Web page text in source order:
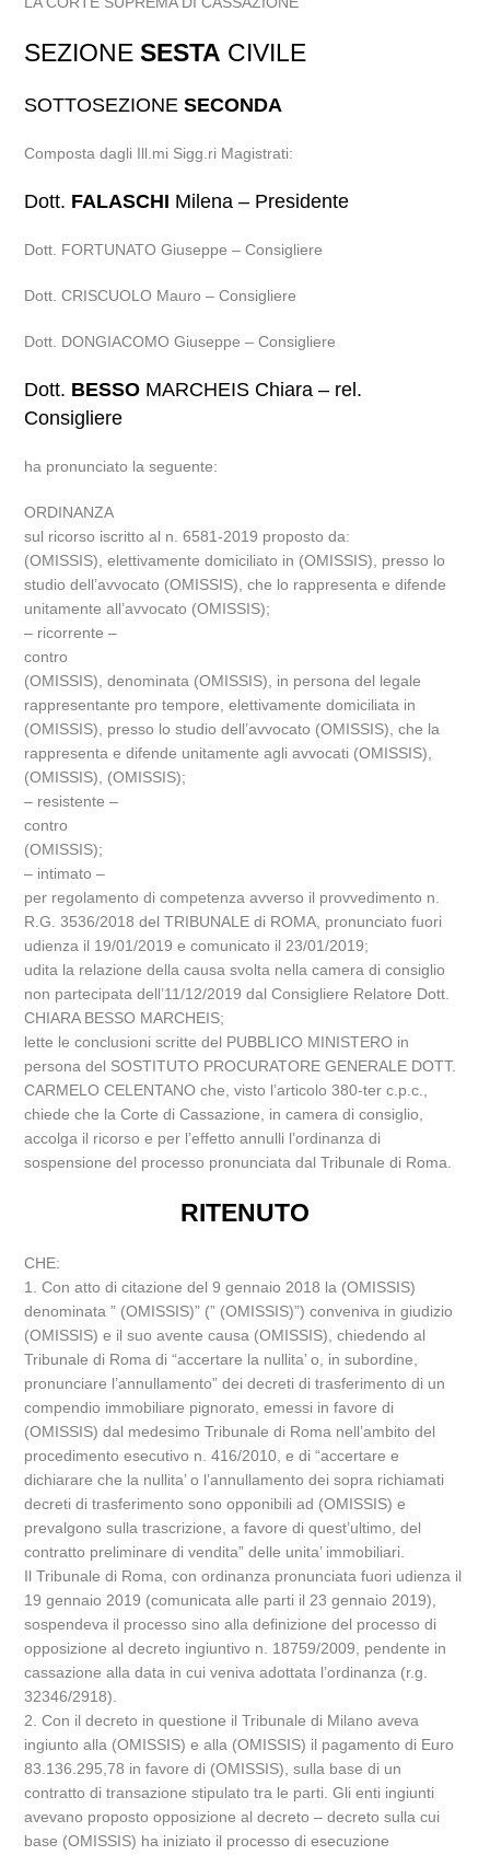
SEZIONESESTA CIVILE
SOTTOSEZIONESECONDA
Composta dagli Ill.mi Sigg.ri Magistrati:
Dott. FALASCHI Milena – Presidente
Dott. FORTUNATO Giuseppe – Consigliere
Dott. CRISCUOLO Mauro – Consigliere
Dott. DONGIACOMO Giuseppe – Consigliere
Dott. BESSO MARCHEIS Chiara – rel.
Consigliere
ha pronunciato la seguente:
ORDINANZA
sul ricorso iscritto al n. 6581-2019 proposto da:
(OMISSIS), elettivamente domiciliato in (OMISSIS), presso lo
studio dell’avvocato (OMISSIS), che lo rappresenta e difende
unitamente all’avvocato (OMISSIS);
– ricorrente –
contro
(OMISSIS), denominata (OMISSIS), in persona del legale
rappresentante pro tempore, elettivamente domiciliata in
(OMISSIS), presso lo studio dell’avvocato (OMISSIS), che la
rappresenta e difende unitamente agli avvocati (OMISSIS),
(OMISSIS), (OMISSIS);
– resistente –
contro
(OMISSIS);
– intimato –
per regolamento di competenza avverso il provvedimento n.
R.G. 3536/2018 del TRIBUNALE di ROMA, pronunciato fuori
udienza il 19/01/2019 e comunicato il 23/01/2019;
udita la relazione della causa svolta nella camera di consiglio
non partecipata dell’11/12/2019 dal Consigliere Relatore Dott.
CHIARA BESSO MARCHEIS;
lette le conclusioni scritte del PUBBLICO MINISTERO in
persona del SOSTITUTO PROCURATORE GENERALE DOTT.
CARMELO CELENTANO che, visto l’articolo 380-ter c.p.c.,
chiede che la Corte di Cassazione, in camera di consiglio,
accolga il ricorso e per l’effetto annulli l’ordinanza di
sospensione del processo pronunciata dal Tribunale di Roma.
RITENUTO
CHE:
1. Con atto di citazione del 9 gennaio 2018 la (OMISSIS)
denominata ” (OMISSIS)” (” (OMISSIS)”) conveniva in giudizio
(OMISSIS) e il suo avente causa (OMISSIS), chiedendo al
Tribunale di Roma di “accertare la nullita’ o, in subordine,
pronunciare l’annullamento” dei decreti di trasferimento di un
compendio immobiliare pignorato, emessi in favore di
(OMISSIS) dal medesimo Tribunale di Roma nell’ambito del
procedimento esecutivo n. 416/2010, e di “accertare e
dichiarare che la nullita’ o l’annullamento dei sopra richiamati
decreti di trasferimento sono opponibili ad (OMISSIS) e
prevalgono sulla trascrizione, a favore di quest’ultimo, del
contratto preliminare di vendita” delle unita’ immobiliari.
Il Tribunale di Roma, con ordinanza pronunciata fuori udienza il
19 gennaio 2019 (comunicata alle parti il 23 gennaio 2019),
sospendeva il processo sino alla definizione del processo di
opposizione al decreto ingiuntivo n. 18759/2009, pendente in
cassazione alla data in cui veniva adottata l’ordinanza (r.g.
32346/2918).
2. Con il decreto in questione il Tribunale di Milano aveva
ingiunto alla (OMISSIS) e alla (OMISSIS) il pagamento di Euro
83.136.295,78 in favore di (OMISSIS), sulla base di un
contratto di transazione stipulato tra le parti. Gli enti ingiunti
avevano proposto opposizione al decreto – decreto sulla cui
base (OMISSIS) ha iniziato il processo di esecuzione